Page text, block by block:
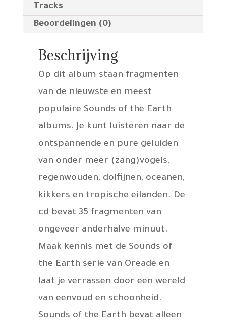
Tracks
Beoordelingen (0)
Beschrijving
Op dit album staan fragmenten
van de nieuwste en meest
populaire Sounds of the Earth
albums. Je kunt luisteren naar de
ontspannende en pure geluiden
van onder meer (zang)vogels,
regenwouden, dolfijnen, oceanen,
kikkers en tropische eilanden. De
cd bevat 35 fragmenten van
ongeveer anderhalve minuut.
Maak kennis met de Sounds of
the Earth serie van Oreade en
laat je verrassen door een wereld
van eenvoud en schoonheid.
Sounds of the Earth bevat alleen